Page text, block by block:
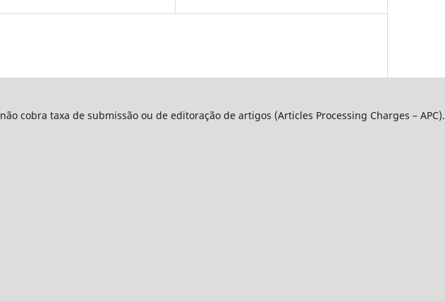
não cobra taxa de submissão ou de editoração de artigos (Articles Processing Charges – APC).